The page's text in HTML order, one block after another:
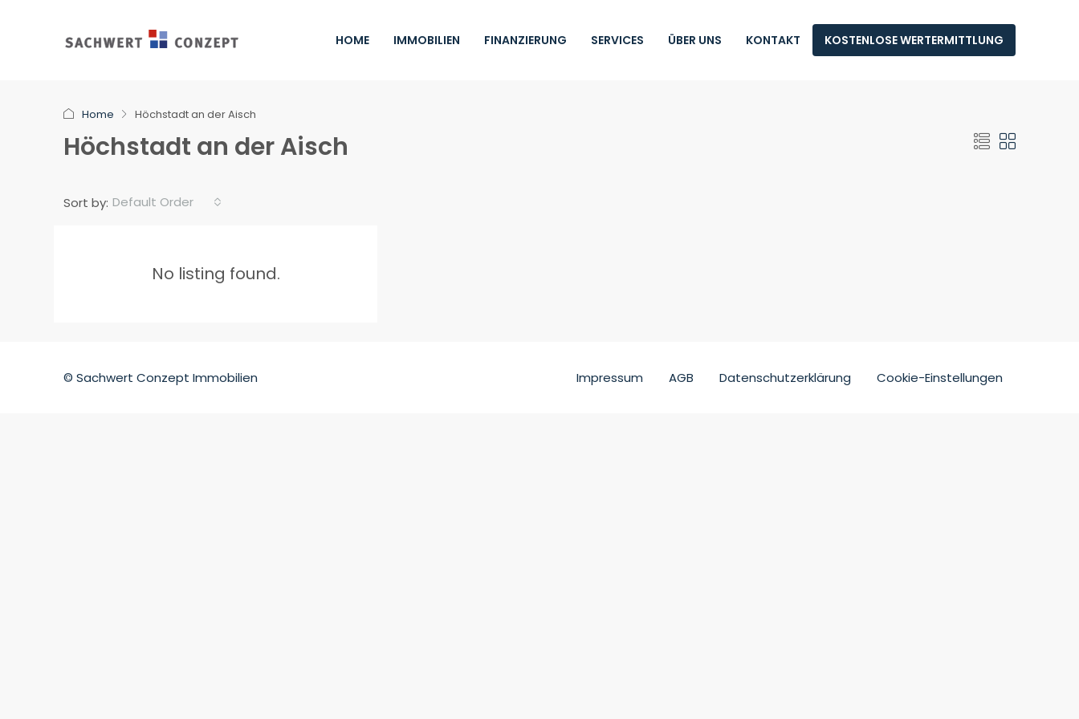
HOME IMMOBILIEN FINANZIERUNG SERVICES ÜBER UNS KONTAKT KOSTENLOSE WERTERMITTLUNG
Home Höchstadt an der Aisch
Höchstadt an der Aisch
Sort by: Default Order
No listing found.
© Sachwert Conzept Immobilien Impressum AGB Datenschutzerklärung Cookie-Einstellungen